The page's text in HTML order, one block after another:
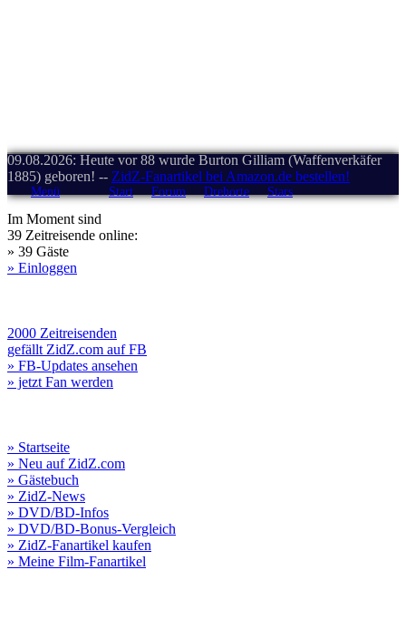
09.08.2026: Heute vor 88 wurde Burton Gilliam (Waffenverkäfer
1885) geboren! -- ZidZ-Fanartikel bei Amazon.de bestellen!
Menü Start Forum Drehorte Stars
Im Moment sind
39 Zeitreisende online:
» 39 Gäste
» Einloggen
2000 Zeitreisenden
gefällt ZidZ.com auf FB
» FB-Updates ansehen
» jetzt Fan werden
» Startseite
» Neu auf ZidZ.com
» Gästebuch
» ZidZ-News
» DVD/BD-Infos
» DVD/BD-Bonus-Vergleich
» ZidZ-Fanartikel kaufen
» Meine Film-Fanartikel